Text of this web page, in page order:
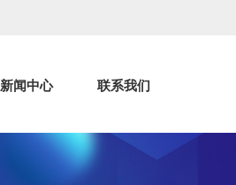
新闻中心 联系我们